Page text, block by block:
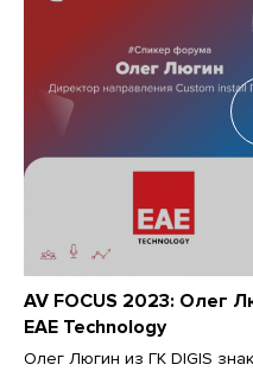
AV FOCUS 2023: Олег
EAE Technology
Олег Люгин из ГК DIGIS